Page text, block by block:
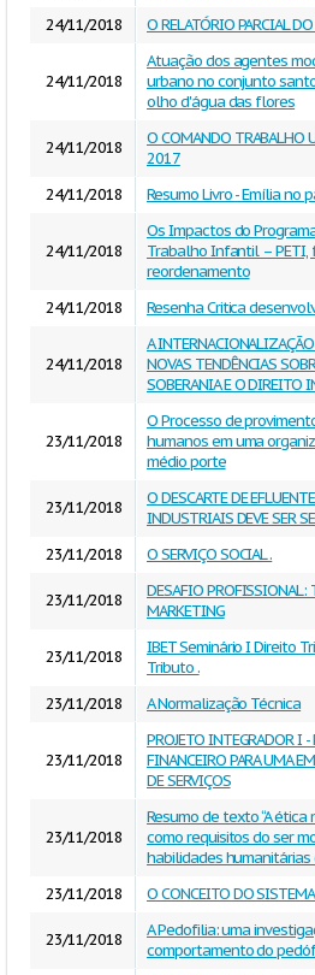
24/11/2018
O RELATÓRIO PARCIAL
24/11/2018
Atuação dos agentes
urbano no conjunto
olho d'água das flores
24/11/2018
O COMANDO TRABALHO
2017
24/11/2018 Resumo Livro - Emília no
24/11/2018
Os Impactos do
Trabalho Infantil –
reordenamento
24/11/2018 Resenha Critica
24/11/2018
A
NOVAS TENDÊNCIAS
SOBERANIA E O DIREITO
23/11/2018
O Processo de
humanos em uma
médio porte
23/11/2018
O DESCARTE DE
INDUSTRIAIS DEVE SER
23/11/2018 O SERVIÇO SOCIAL .
23/11/2018
DESAFIO PROFISSIONAL:
MARKETING
23/11/2018
IBET Seminário I Direito
Tributo .
23/11/2018 A Normalização Técnica
23/11/2018
PROJETO INTEGRADOR I -
FINANCEIRO PARA UMA
DE SERVIÇOS
23/11/2018
Resumo de texto “A
como requisitos do ser
habilidades humanitárias
23/11/2018 O CONCEITO DO
23/11/2018
A Pedofilia: uma
comportamento do